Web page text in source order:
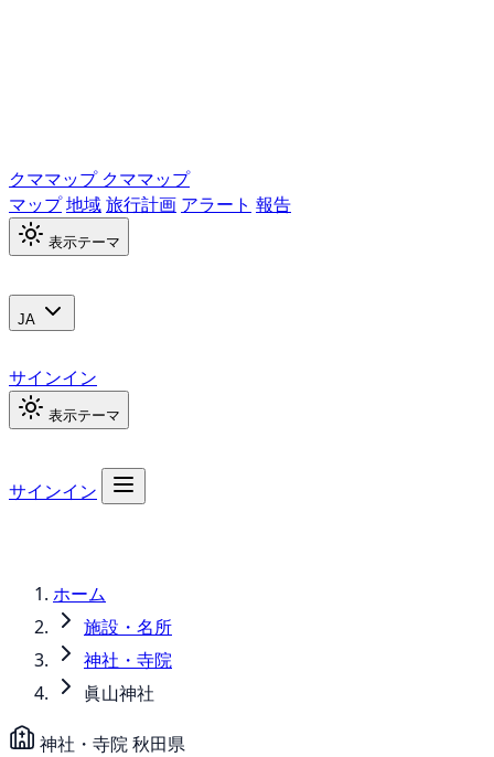
クママップ クママップ
マップ地域旅行計画 アラート 報告
表示テーマ
JA
サインイン
表示テーマ
サインイン
ホーム
施設・名所
神社・寺院
眞山神社
神社・寺院秋田県